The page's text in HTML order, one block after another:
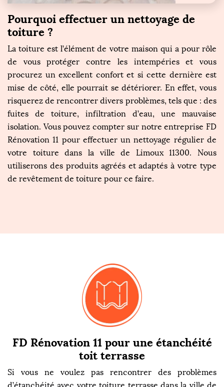
Pourquoi effectuer un nettoyage de
toiture ?
La toiture est l’élément de votre maison qui a pour rôle
de vous protéger contre les intempéries et vous
procurez un excellent confort et si cette dernière est
mise de côté, elle pourrait se détériorer. En effet, vous
risquerez de rencontrer divers problèmes, tels que : des
fuites de toiture, infiltration d’eau, une mauvaise
isolation. Vous pouvez compter sur notre entreprise FD
Rénovation 11 pour effectuer un nettoyage régulier de
votre toiture dans la ville de Limoux 11300. Nous
utiliserons des produits agréés et adaptés à votre type
de revêtement de toiture pour ce faire.
FD Rénovation 11 pour une étanchéité
toit terrasse
Si vous ne voulez pas rencontrer des problèmes